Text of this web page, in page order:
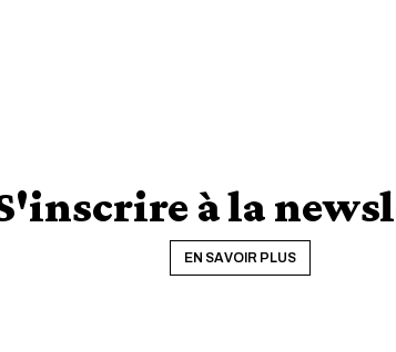
à la
EN SAVOIR PLUS